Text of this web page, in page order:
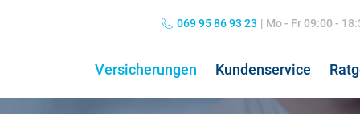
Versicherungen Kundenservice
069 95 86 93 23 | Mo - Fr 09:00 -